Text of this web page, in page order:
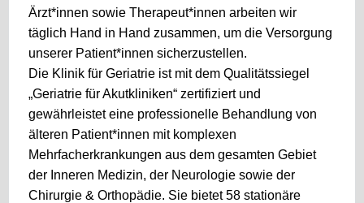
Ärzt*innen sowie Therapeut*innen arbeiten wir
täglich Hand in Hand zusammen, um die Versorgung
unserer Patient*innen sicherzustellen.
Die Klinik für Geriatrie ist mit dem Qualitätssiegel
„Geriatrie für Akutkliniken“ zertifiziert und
gewährleistet eine professionelle Behandlung von
älteren Patient*innen mit komplexen
Mehrfacherkrankungen aus dem gesamten Gebiet
der Inneren Medizin, der Neurologie sowie der
Chirurgie & Orthopädie. Sie bietet 58 stationäre